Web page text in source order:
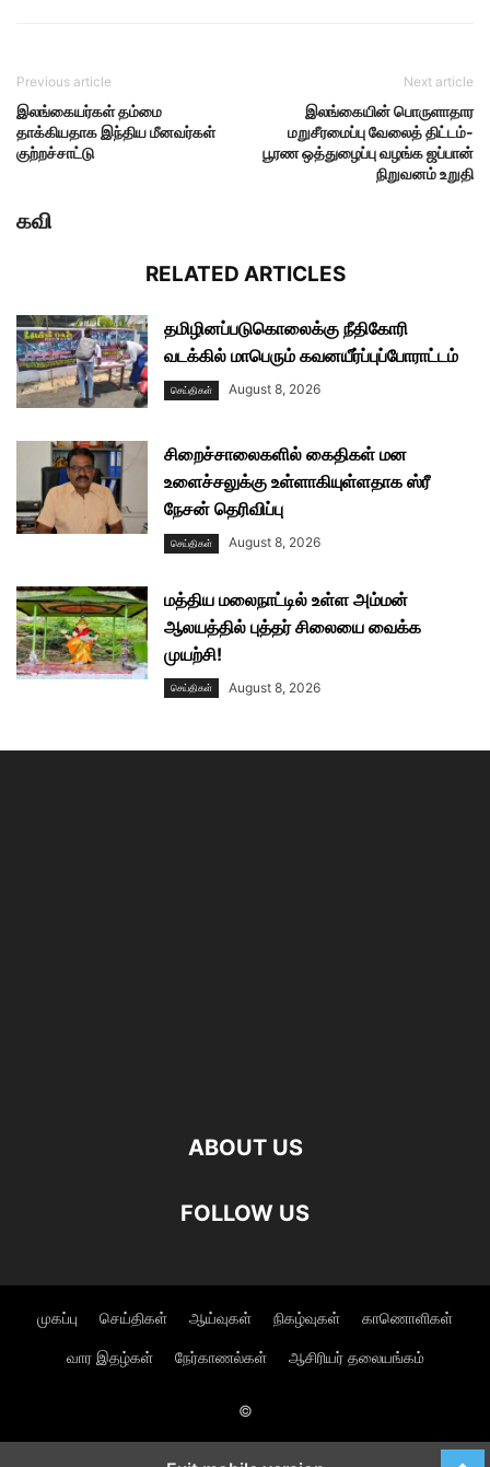
Previous article
இலங்கையர்கள் தம்மை
தாக்கியதாக இந்திய மீனவர்கள்
குற்றச்சாட்டு
Next article
இலங்கையின் பொருளாதார
மறுசீரமைப்பு வேலைத் திட்டம்-
பூரண ஒத்துழைப்பு வழங்க ஜப்பான்
நிறுவனம் உறுதி
கவி
RELATED ARTICLES
தமிழினப்படுகொலைக்கு நீதிகோரி
வடக்கில் மாபெரும் கவனயீர்ப்புப்போராட்டம்
செய்திகள் August 8, 2026
சிறைச்சாலைகளில் கைதிகள் மன
உளைச்சலுக்கு உள்ளாகியுள்ளதாக ஸ்ரீ
நேசன் தெரிவிப்பு
செய்திகள் August 8, 2026
மத்திய மலைநாட்டில் உள்ள அம்மன்
ஆலயத்தில் புத்தர் சிலையை வைக்க
முயற்சி!
செய்திகள் August 8, 2026
ABOUT US
FOLLOW US
முகப்பு செய்திகள் ஆய்வுகள் நிகழ்வுகள் காணொளிகள்
வார இதழ்கள் நேர்காணல்கள் ஆசிரியர் தலையங்கம்
©